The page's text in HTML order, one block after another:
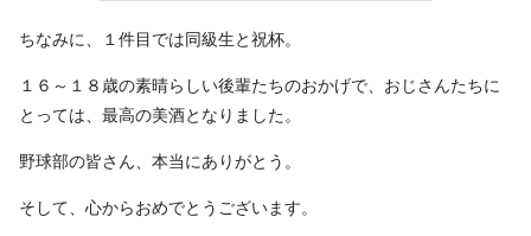
ちなみに、１件目では同級生と祝杯。
１６～１８歳の素晴らしい後輩たちのおかげで、おじさんたちに
とっては、最高の美酒となりました。
野球部の皆さん、本当にありがとう。
そして、心からおめでとうございます。